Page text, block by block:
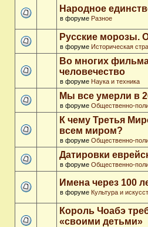
Народное
в форуме Разное
Русские морозы.
в форуме Историческая
Во многих
человечество
в форуме Наука и техника
Мы все умерли в
в форуме Общественно-
К чему Третья
всем миром?
в форуме Общественно-
Датировки
в форуме Общественно-
Имена через 100
в форуме Культура и
Король Чоабэ
«своими детьми»